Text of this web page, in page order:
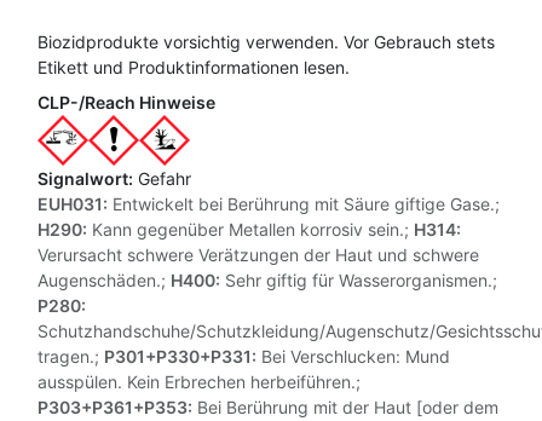
Biozidprodukte vorsichtig verwenden. Vor Gebrauch stets
Etikett und Produktinformationen lesen.
CLP-/Reach Hinweise
Signalwort: Gefahr
EUH031: Entwickelt bei Berührung mit Säure giftige Gase.;
H290: Kann gegenüber Metallen korrosiv sein.; H314:
Verursacht schwere Verätzungen der Haut und schwere
Augenschäden.; H400: Sehr giftig für Wasserorganismen.;
P280:
Schutzhandschuhe/Schutzkleidung/Augenschutz/
tragen.; P301+P330+P331: Bei Verschlucken: Mund
ausspülen. Kein Erbrechen herbeiführen.;
P303+P361+P353: Bei Berührung mit der Haut [oder dem